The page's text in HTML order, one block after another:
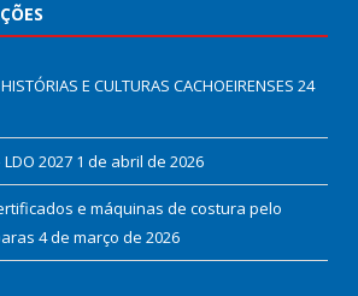
E CULTURAS CACHOEIRENSES 24
LDO 2027 1 de abril de 2026
e máquinas de costura pelo
4 de março de 2026